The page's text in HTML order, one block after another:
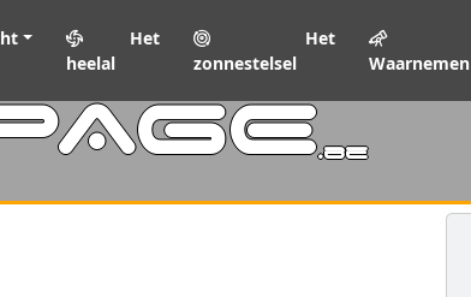
Het
heelal
Het
zonnestelsel
Waarnemen
.be